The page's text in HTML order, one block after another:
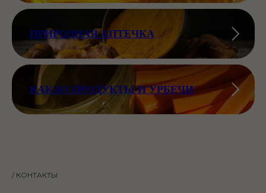
ПРИРОДНАЯ АПТЕЧКА
КАКАО-ПРОДУКТЫ И УРБЕЧИ
/ КОНТАКТЫ